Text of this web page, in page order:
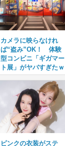
カメラに映らなけれ
ば“盗み”OK！ 体験
型コンビニ「ギガマー
ト展」がヤバすぎたｗ
ピンクの衣装がステ